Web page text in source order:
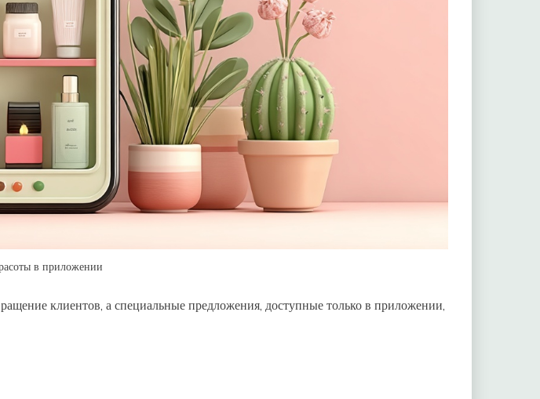
в приложении
клиентов, а специальные предложения, доступные только в приложении,